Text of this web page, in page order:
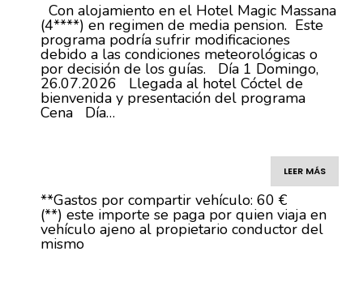
Con alojamiento en el Hotel Magic Massana
(4****) en regimen de media pension. Este
programa podría sufrir modificaciones
debido a las condiciones meteorológicas o
por decisión de los guías. Día 1 Domingo,
26.07.2026 Llegada al hotel Cóctel de
bienvenida y presentación del programa
Cena Día…
LEER MÁS
**Gastos por compartir vehículo: 60 €
(**) este importe se paga por quien viaja en
vehículo ajeno al propietario conductor del
mismo